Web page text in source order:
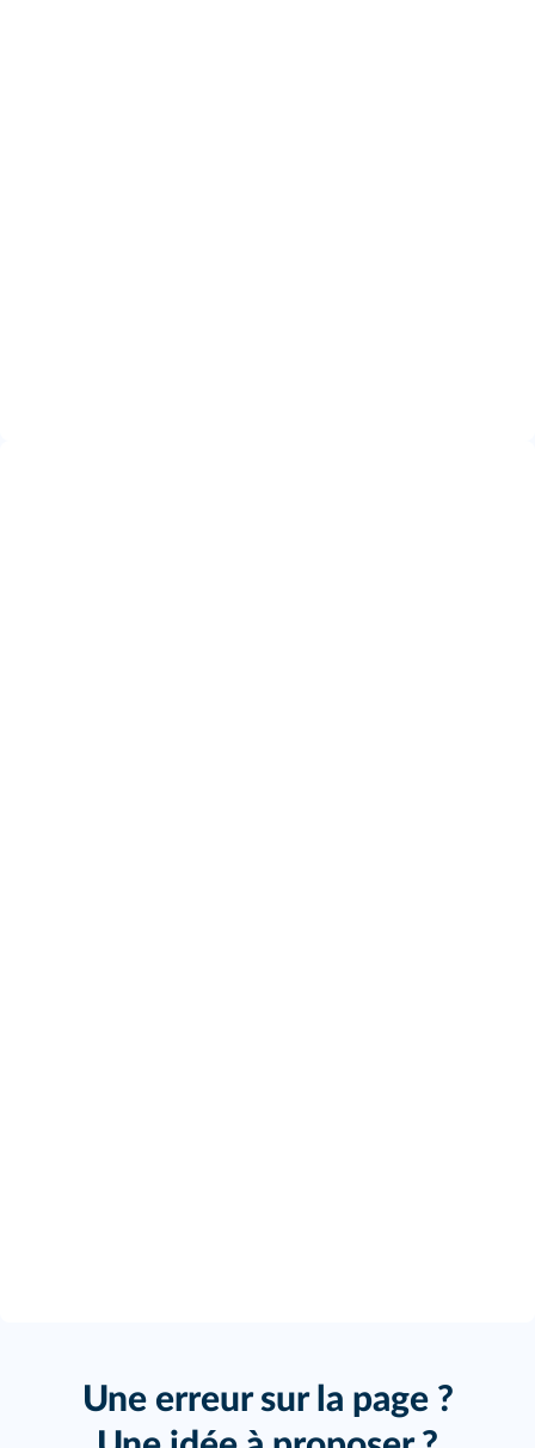
Une erreur sur la page ?